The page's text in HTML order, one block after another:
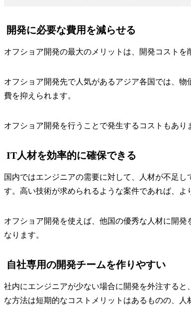
開発に必要な費用を減らせる
オフショア開発の最大のメリットは、開発コスト
オフショア開発先で人気があるアジア各国では、
費を抑えられます。
オフショア開発を行うことで発生するコストもあ
IT人材を効率的に確保できる
国内ではエンジニアの需要に対して、人材が不足
す。高い技術が求められるような案件であれば、よ
オフショア開発を使えば、他国の優秀な人材に開
なります。
自社専用の開発チームを作りやすい
社内にエンジニアが少ない場合に開発を外注する
な方法は短期的なコストメリットはあるものの、人